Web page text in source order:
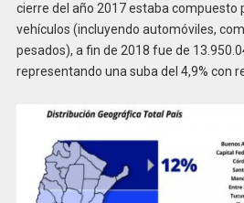
cierre del año 2017 estaba compuesto
vehículos (incluyendo automóviles,
pesados), a fin de 2018 fue de
representando una suba del 4,9% con